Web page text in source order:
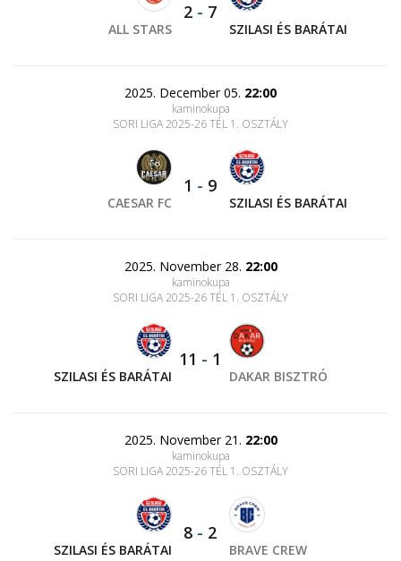
ALL STARS
2 - 7
SZILASI ÉS BARÁTAI
2025. December 05. 22:00
kaminokupa
SORI LIGA 2025-26 TÉL 1. OSZTÁLY
CAESAR FC
1 - 9
SZILASI ÉS BARÁTAI
2025. November 28. 22:00
kaminokupa
SORI LIGA 2025-26 TÉL 1. OSZTÁLY
SZILASI ÉS BARÁTAI
11 - 1
DAKAR BISZTRÓ
2025. November 21. 22:00
kaminokupa
SORI LIGA 2025-26 TÉL 1. OSZTÁLY
SZILASI ÉS BARÁTAI
8 - 2
BRAVE CREW